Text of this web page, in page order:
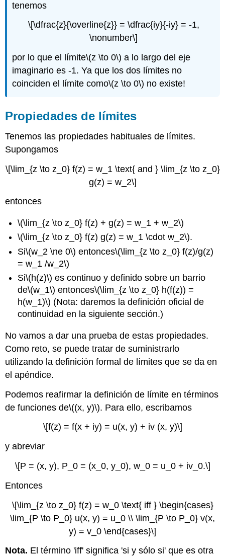
tenemos
\[\dfrac{z}{\overline{z}} = \dfrac{iy}{-iy} = -1,
\nonumber\]
por lo que el límite\(z \to 0\) a lo largo del eje
imaginario es -1. Ya que los dos límites no
coinciden el límite como\(z \to 0\) no existe!
Propiedades de límites
Tenemos las propiedades habituales de límites.
Supongamos
\[\lim_{z \to z_0} f(z) = w_1 \text{ and } \lim_{z \to z_0}
g(z) = w_2\]
entonces
\(\lim_{z \to z_0} f(z) + g(z) = w_1 + w_2\)
\(\lim_{z \to z_0} f(z) g(z) = w_1 \cdot w_2\).
Si\(w_2 \ne 0\) entonces\(\lim_{z \to z_0} f(z)/g(z)
= w_1 /w_2\)
Si\(h(z)\) es continuo y definido sobre un barrio
de\(w_1\) entonces\(\lim_{z \to z_0} h(f(z)) =
h(w_1)\) (Nota: daremos la definición oficial de
continuidad en la siguiente sección.)
No vamos a dar una prueba de estas propiedades.
Como reto, se puede tratar de suministrarlo
utilizando la definición formal de límites que se da en
el apéndice.
Podemos reafirmar la definición de límite en términos
de funciones de\((x, y)\). Para ello, escribamos
\[f(z) = f(x + iy) = u(x, y) + iv (x, y)\]
y abreviar
\[P = (x, y), P_0 = (x_0, y_0), w_0 = u_0 + iv_0.\]
Entonces
\[\lim_{z \to z_0} f(z) = w_0 \text{ iff } \begin{cases}
\lim_{P \to P_0} u(x, y) = u_0 \\ \lim_{P \to P_0} v(x,
y) = v_0 \end{cases}\]
Nota. El término 'iff' significa 'si y sólo si' que es otra